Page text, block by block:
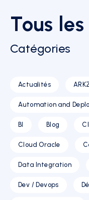
Tous
Catégories
Actualités
Automation and
BI Blog
Cloud Oracle
Data Integration
Dev / Devops